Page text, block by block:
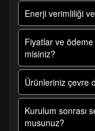
Enerji verimliliği
Fiyatlar ve
misiniz?
Ürünleriniz çevre
Kurulum sonrası
musunuz?